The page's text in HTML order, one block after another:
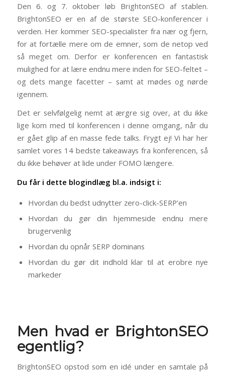
Den 6. og 7. oktober løb BrightonSEO af stablen.
BrightonSEO er en af de største SEO-konferencer i
verden. Her kommer SEO-specialister fra nær og fjern,
for at fortælle mere om de emner, som de netop ved
så meget om. Derfor er konferencen en fantastisk
mulighed for at lære endnu mere inden for SEO-feltet –
og dets mange facetter – samt at mødes og nørde
igennem.
Det er selvfølgelig nemt at ærgre sig over, at du ikke
lige kom med til konferencen i denne omgang, når du
er gået glip af en masse fede talks. Frygt ej! Vi har her
samlet vores 14 bedste takeaways fra konferencen, så
du ikke behøver at lide under FOMO længere.
Du får i dette blogindlæg bl.a. indsigt i:
Hvordan du bedst udnytter zero-click-SERP’en
Hvordan du gør din hjemmeside endnu mere
brugervenlig
Hvordan du opnår SERP dominans
Hvordan du gør dit indhold klar til at erobre nye
markeder
Men hvad er BrightonSEO
egentlig?
BrightonSEO opstod som en idé under en samtale på